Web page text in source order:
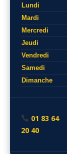
Lundi
Mardi
Mercredi
Jeudi
Vendredi
Samedi
Dimanche
01 83 64
20 40